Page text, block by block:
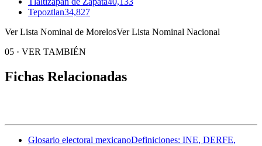
Tepoztlan34,827
Ver Lista Nominal de MorelosVer Lista Nominal Nacional
05 · VER TAMBIÉN
Fichas Relacionadas
Glosario electoral mexicanoDefiniciones: INE, DERFE,